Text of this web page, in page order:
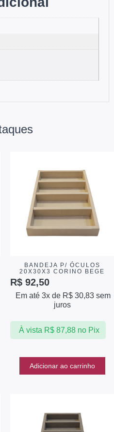
BANDEJA P/ ÓCULOS
20X30X3 CORINO BEGE
R$ 92,50
Em até 3x de R$ 30,83 sem
juros
À vista R$87,88 no Pix
Adicionar ao carrinho